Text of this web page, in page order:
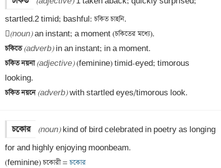
startled.2 timid; bashful: চকিত চাহনি.
(noun)
চকিতে (adverb)
চকিত নয়না (adjective) (feminine) timid-eyed; timorous
চকিত নয়নে (adverb) with startled eyes/timorous look.
চকোর (noun) kind of bird celebrated in poetry as longing
for and highly enjoying moonbeam.
(feminine) চকোরী = চকোর